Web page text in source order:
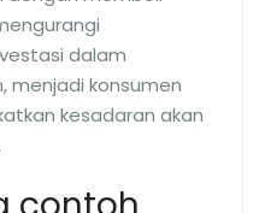
dalam
menjadi konsumen
kesadaran akan